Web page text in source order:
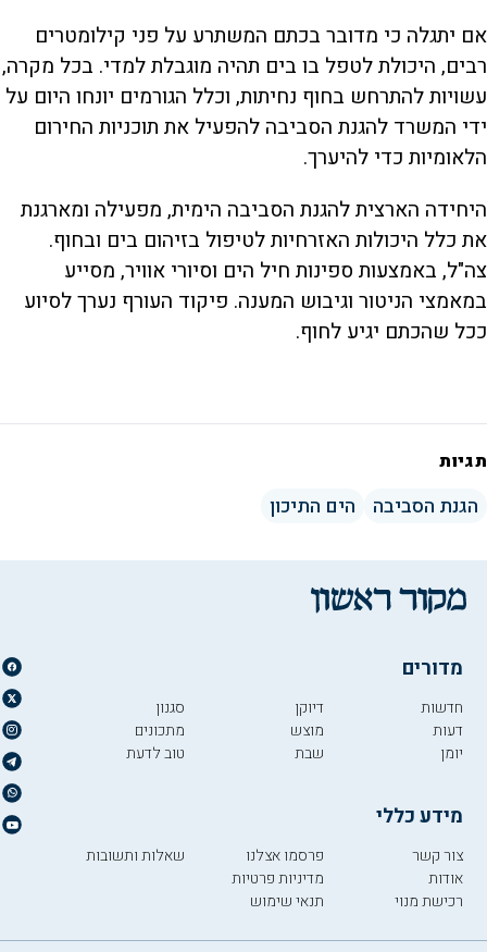
אם יתגלה כי מדובר בכתם המשתרע על פני קילומטרים
רבים, היכולת לטפל בו בים תהיה מוגבלת למדי. בכל מקרה,
עשויות להתרחש בחוף נחיתות, וכלל הגורמים יונחו היום על
ידי המשרד להגנת הסביבה להפעיל את תוכניות החירום
הלאומיות כדי להיערך.
היחידה הארצית להגנת הסביבה הימית, מפעילה ומארגנת
את כלל היכולות האזרחיות לטיפול בזיהום בים ובחוף.
צה"ל, באמצעות ספינות חיל הים וסיורי אוויר, מסייע
במאמצי הניטור וגיבוש המענה. פיקוד העורף נערך לסיוע
ככל שהכתם יגיע לחוף.
תגיות
הגנת הסביבה הים התיכון
מדורים
חדשות
דעות
יומן
דיוקן
מוצש
שבת
סגנון
מתכונים
טוב לדעת
מידע כללי
צור קשר
אודות
רכישת מנוי
פרסמו אצלנו
מדיניות פרטיות
תנאי שימוש
שאלות ותשובות